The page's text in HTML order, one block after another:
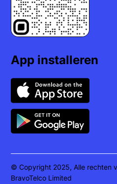
App installeren
© Copyright 2025, Alle rechten
BravoTelco Limited